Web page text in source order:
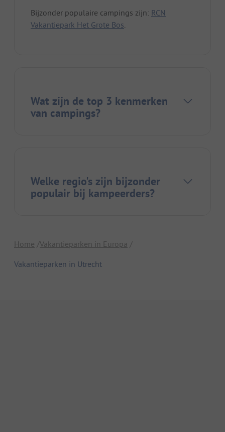
Bijzonder populaire campings zijn: RCN
Vakantiepark Het Grote Bos
Wat zijn de top 3 kenmerken
van campings?
Welke regio's zijn bijzonder
populair bij kampeerders?
Home Vakantieparken in Europa
Vakantieparken in Utrecht